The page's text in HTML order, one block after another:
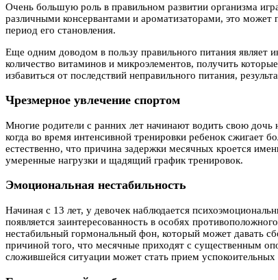
Очень большую роль в правильном развитии организма
различными консервантами и ароматизаторами, это может
период его становления.
Еще одним доводом в пользу правильного питания являет
количество витаминов и микроэлементов, получить
избавиться от последствий неправильного питания,
Чрезмерное увлечение спортом
Многие родители с ранних лет начинают водить свою
когда во время интенсивной тренировки ребенок сжигает
естественно, что причина задержки месячных кроется
умеренные нагрузки и щадящий график тренировок.
Эмоциональная нестабильность
Начиная с 13 лет, у девочек наблюдается
появляется заинтересованность в особях
нестабильный гормональный фон, который может давать
причиной того, что месячные приходят с существенным
сложившейся ситуации может стать прием